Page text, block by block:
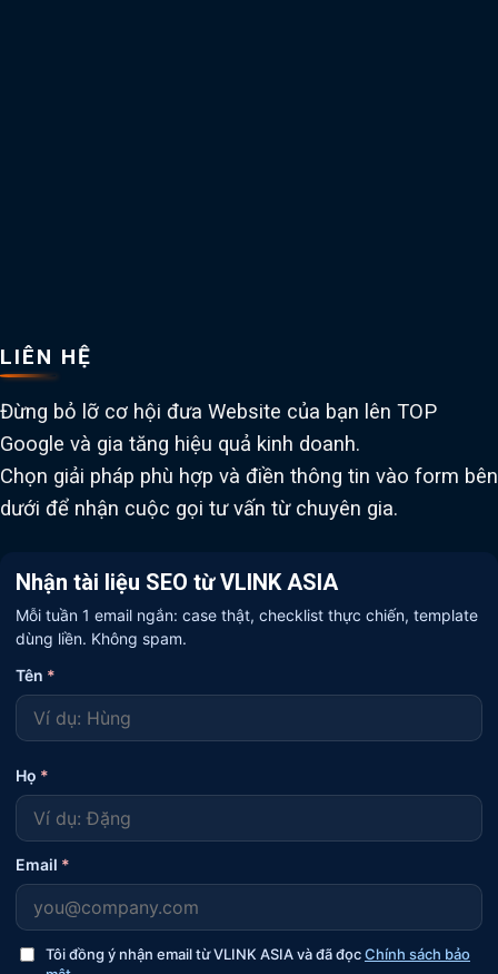
LIÊN HỆ
Đừng bỏ lỡ cơ hội đưa Website của bạn lên TOP
Google và gia tăng hiệu quả kinh doanh.
Chọn giải pháp phù hợp và điền thông tin vào form bên
dưới để nhận cuộc gọi tư vấn từ chuyên gia.
Nhận tài liệu SEO từ VLINK ASIA
Mỗi tuần 1 email ngắn: case thật, checklist thực chiến, template
dùng liền. Không spam.
Tên *
Họ *
Email *
Tôi đồng ý nhận email từ VLINK ASIA và đã đọcChính sách bảo